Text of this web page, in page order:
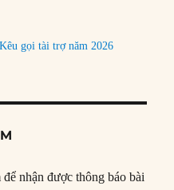
gọi tài trợ năm 2026
nhận được thông báo bài